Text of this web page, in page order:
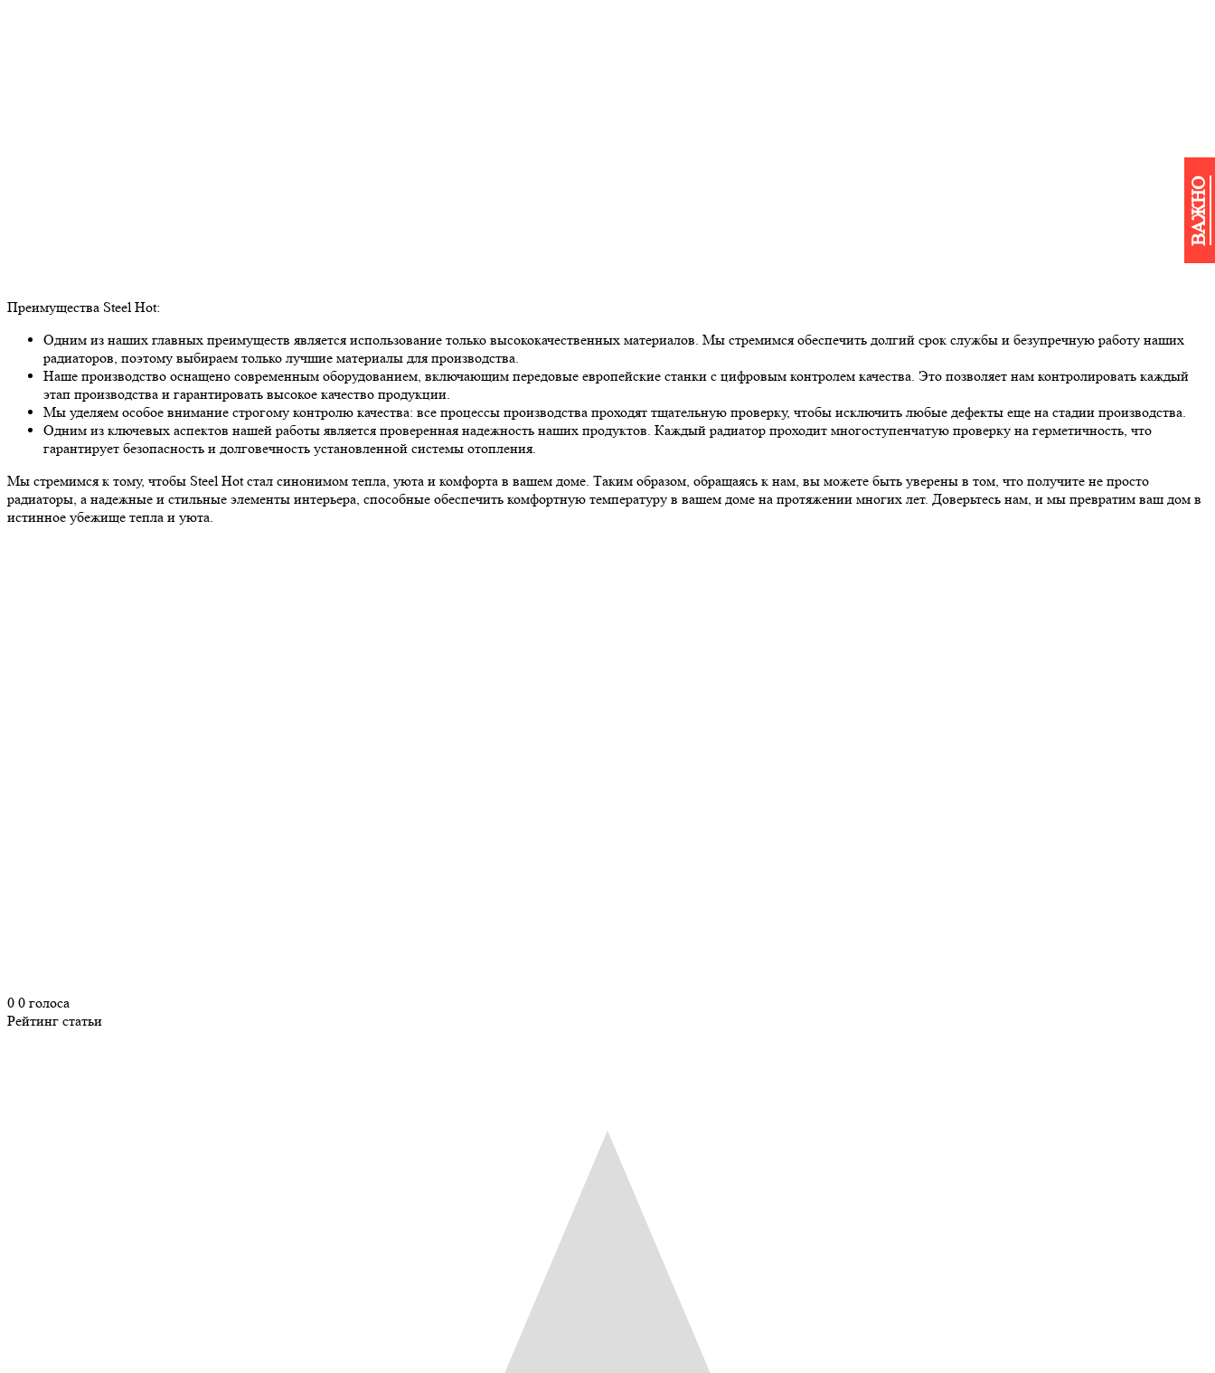
ВАЖНО
Преимущества Steel Hot:
Одним из наших главных преимуществ является использование только высококачественных материалов. Мы стремимся обеспечить долгий срок службы и безупречную работу наших
радиаторов, поэтому выбираем только лучшие материалы для производства.
Наше производство оснащено современным оборудованием, включающим передовые европейские станки с цифровым контролем качества. Это позволяет нам контролировать каждый
этап производства и гарантировать высокое качество продукции.
Мы уделяем особое внимание строгому контролю качества: все процессы производства проходят тщательную проверку, чтобы исключить любые дефекты еще на стадии производства.
Одним из ключевых аспектов нашей работы является проверенная надежность наших продуктов. Каждый радиатор проходит многоступенчатую проверку на герметичность, что
гарантирует безопасность и долговечность установленной системы отопления.
Мы стремимся к тому, чтобы Steel Hot стал синонимом тепла, уюта и комфорта в вашем доме. Таким образом, обращаясь к нам, вы можете быть уверены в том, что получите не просто
радиаторы, а надежные и стильные элементы интерьера, способные обеспечить комфортную температуру в вашем доме на протяжении многих лет. Доверьтесь нам, и мы превратим ваш дом в
истинное убежище тепла и уюта.
0 0 голоса
Рейтинг статьи